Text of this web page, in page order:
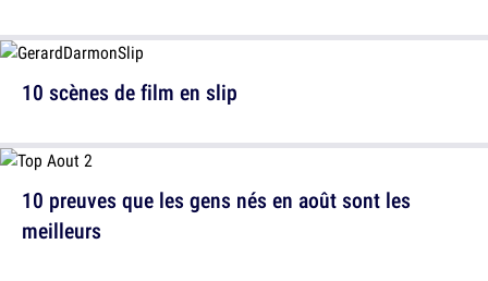
10 scènes de film en slip
10 preuves que les gens nés en août sont les
meilleurs